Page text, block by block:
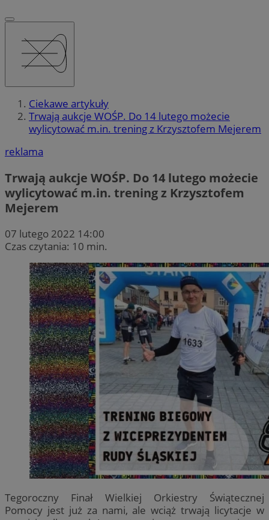
Ciekawe artykuły
Trwają aukcje WOŚP. Do 14 lutego możecie
wylicytować m.in. trening z Krzysztofem Mejerem
reklama
Trwają aukcje WOŚP. Do 14 lutego możecie
wylicytować m.in. trening z Krzysztofem
Mejerem
07 lutego 2022 14:00
Czas czytania: 10 min.
Tegoroczny Finał Wielkiej Orkiestry Świątecznej
Pomocy jest już za nami, ale wciąż trwają licytacje w